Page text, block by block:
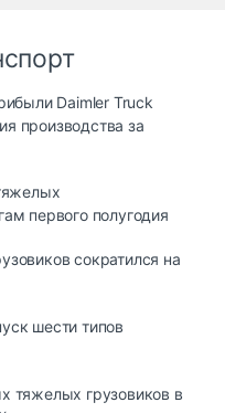
Daimler Truck
производства за
первого полугодия
сократился на
шести типов
тяжелых грузовиков в